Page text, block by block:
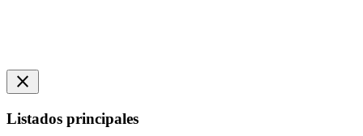
close
Listados principales